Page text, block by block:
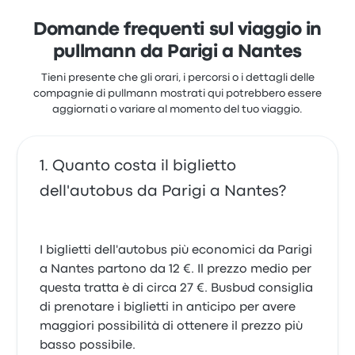
BlaBlaCar Bus - Alsa per questo viaggio partono da
Domande frequenti sul viaggio in
pullmann da Parigi a Nantes
Tieni presente che gli orari, i percorsi o i dettagli delle
compagnie di pullmann mostrati qui potrebbero essere
aggiornati o variare al momento del tuo viaggio.
Quanto costa il biglietto
dell'autobus da Parigi a Nantes?
I biglietti dell'autobus più economici da Parigi
a Nantes partono da 12 €. Il prezzo medio per
questa tratta è di circa 27 €. Busbud consiglia
di prenotare i biglietti in anticipo per avere
maggiori possibilità di ottenere il prezzo più
basso possibile.